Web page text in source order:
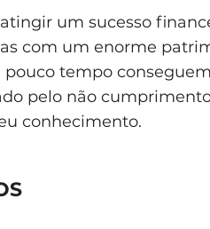
um sucesso
com um enorme
tempo
pelo não
conhecimento.